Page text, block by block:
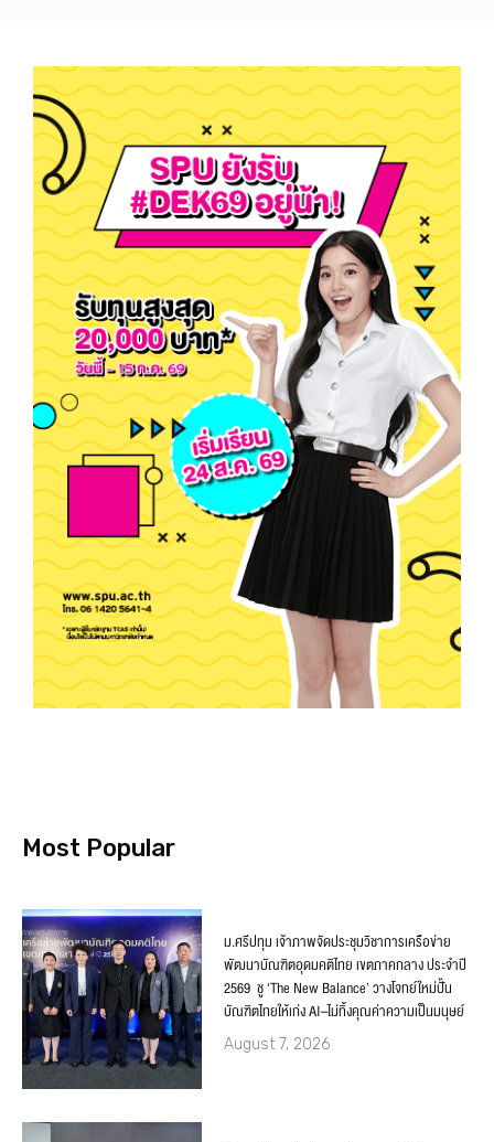
Most Popular
ม.ศรีปทุม เจ้าภาพจัดประชุมวิชาการเครือข่าย
พัฒนาบัณฑิตอุดมคติไทย เขตภาคกลาง ประจำปี
2569 ชู ‘The New Balance’ วางโจทย์ใหม่ปั้น
บัณฑิตไทยให้เก่ง AI–ไม่ทิ้งคุณค่าความเป็นมนุษย์
August 7, 2026